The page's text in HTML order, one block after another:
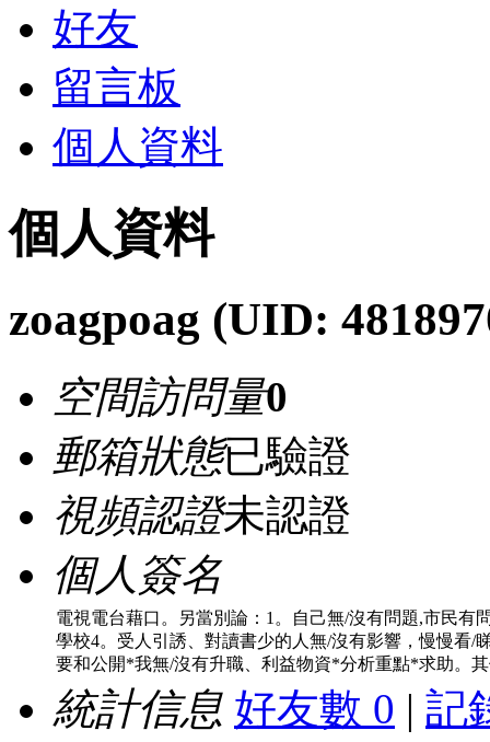
好友
留言板
個人資料
個人資料
zoagpoag (UID:
空間訪問量0
郵箱狀態已驗證
視頻認證未認證
個人簽名
電視電台藉口。另當別論：1。自己無/沒有問題,市民有
學校4。受人引誘、對讀書少的人無/沒有影響，慢慢看/
要和公開*我無/沒有升職、利益物資*分析重點*求助。
統計信息 好友數 0 | 記